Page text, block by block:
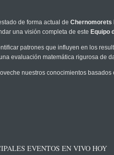
de forma actual de
una visión completa de este Equipo
patrones que influyen en los
evaluación matemática rigurosa de
nuestros conocimientos
EVENTOS EN VIVO HOY